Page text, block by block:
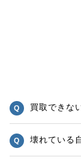
買取できな
壊れている